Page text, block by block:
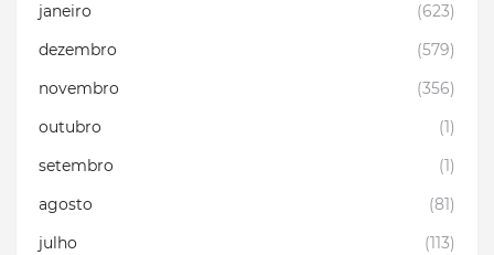
janeiro
(623)
dezembro
(579)
novembro
(356)
outubro
(1)
setembro
(1)
agosto
(81)
julho
(113)